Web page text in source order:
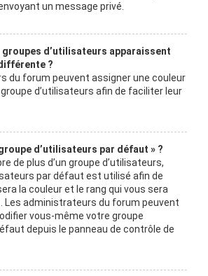
un message privé.
d’utilisateurs apparaissent
?
du forum peuvent assigner une couleur
d’utilisateurs afin de faciliter leur
groupe d’utilisateurs par défaut » ?
de plus d’un groupe d’utilisateurs,
par défaut est utilisé afin de
la couleur et le rang qui vous sera
Les administrateurs du forum peuvent
vous-même votre groupe
depuis le panneau de contrôle de